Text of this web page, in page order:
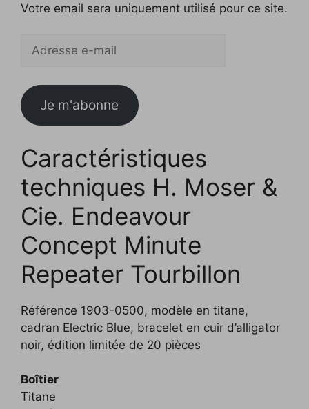
Votre email sera uniquement utilisé pour ce site.
Adresse
Je m'abonne
Caractéristiques
techniques H. Moser &
Cie. Endeavour
Concept Minute
Repeater Tourbillon
Référence 1903-0500, modèle en titane,
cadran Electric Blue, bracelet en cuir d’alligator
noir, édition limitée de 20 pièces
Boîtier
Titane